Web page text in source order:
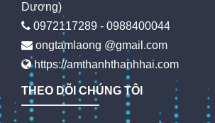
Dương)
0972117289 - 0988400044
ongtamlaong @gmail.com
https://amthanhthanhhai.com
THEO DÕI CHÚNG TÔI